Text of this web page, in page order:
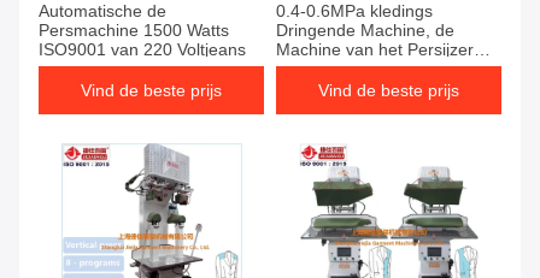
Automatische de
Persmachine 1500 Watts
ISO9001 van 220 Voltjeans
Vind de beste prijs
0.4-0.6MPa kledings
Dringende Machine, de
Machine van het Persijzer
voor Kleren
Vind de beste prijs